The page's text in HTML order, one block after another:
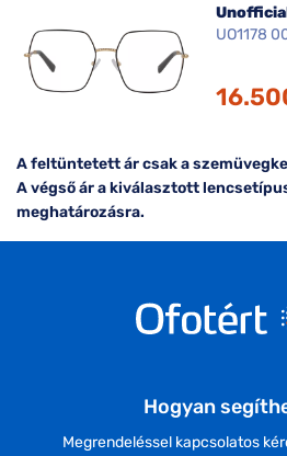
UO1178
A feltüntetett ár csak a
A végső ár a kiválasztott
meghatározásra.
Hogyan
Megrendeléssel kapcsolatos